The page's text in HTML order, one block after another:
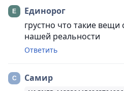
Единорог
грустно что такие вещи
нашей реальности
Ответить
Самир